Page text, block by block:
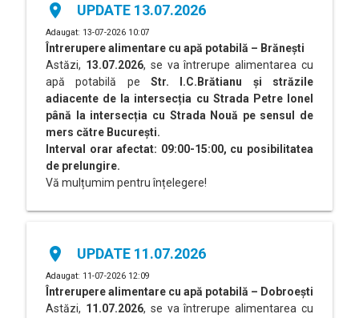
place UPDATE 13.07.2026
Adaugat: 13-07-2026 10:07
Întrerupere alimentare cu apă potabilă – Brănești
Astăzi, 13.07.2026, se va întrerupe alimentarea cu
apă potabilă pe Str. I.C.Brătianu și străzile
adiacente de la intersecția cu Strada Petre Ionel
până la intersecția cu Strada Nouă pe sensul de
mers către București.
Interval orar afectat: 09:00-15:00, cu posibilitatea
de prelungire.
Vă mulțumim pentru înțelegere!
place UPDATE 11.07.2026
Adaugat: 11-07-2026 12:09
Întrerupere alimentare cu apă potabilă – Dobroești
Astăzi, 11.07.2026, se va întrerupe alimentarea cu